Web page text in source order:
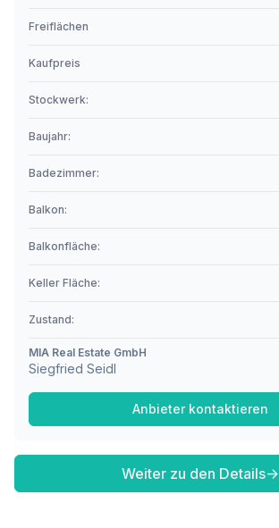
Freiflächen
Kaufpreis
Stockwerk:
Baujahr:
Badezimmer:
Balkon:
Balkonfläche:
Keller Fläche:
Zustand:
MIA Real Estate GmbH
Siegfried Seidl
Anbieter kontaktieren
Weiter zu den Details→